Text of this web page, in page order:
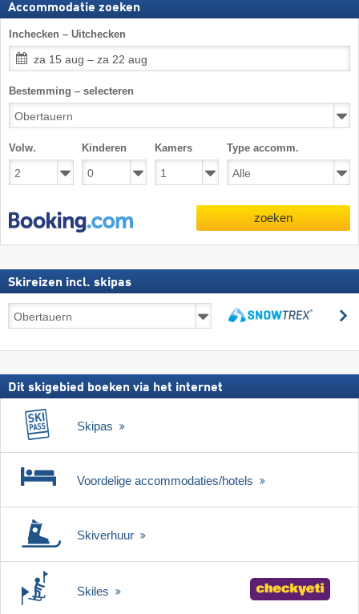
Accommodatie zoeken
Inchecken – Uitchecken
za 15 aug – za 22 aug
Bestemming – selecteren
Volw. Kinderen Kamers Type accomm.
zoeken
Skireizen incl. skipas
incl.
Dit skigebied boeken via het internet
Skipas
Voordelige accommodaties/hotels
Skiverhuur
Skiles